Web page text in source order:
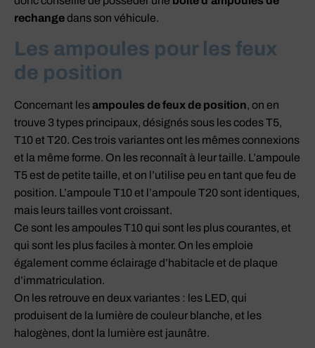
rechangedans son véhicule.
Les ampoules pour les feux
de position
Concernant lesampoules de feux de position, on en
trouve 3 types principaux, désignés sous les codes T5,
T10 et T20. Ces trois variantes ont les mêmes connexions
et la même forme. On les reconnaît à leur taille. L’ampoule
T5 est de petite taille, et on l’utilise peu en tant que feu de
position. L’ampoule T10 et l’ampoule T20 sont identiques,
mais leurs tailles vont croissant.
Ce sont les ampoules T10 qui sont les plus courantes, et
qui sont les plus faciles à monter. On les emploie
également comme éclairage d’habitacle et de plaque
d’immatriculation.
On les retrouve en deux variantes : les LED, qui
produisent de la lumière de couleur blanche, et les
halogènes, dont la lumière est jaunâtre.